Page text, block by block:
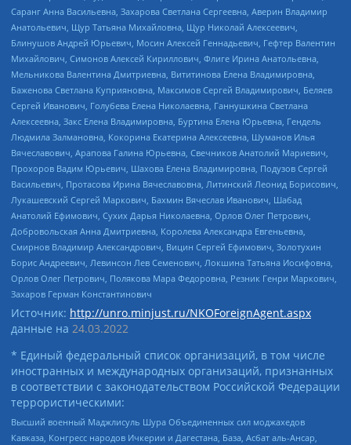
Саранг Анна Васильевна, Захарова Светлана Сергеевна, Аверин Владимир
Анатольевич, Щур Татьяна Михайловна, Щур Николай Алексеевич,
Блинушов Андрей Юрьевич, Мосин Алексей Геннадьевич, Гефтер Валентин
Михайлович, Симонов Алексей Кириллович, Флиге Ирина Анатольевна,
Мельникова Валентина Дмитриевна, Вититинова Елена Владимировна,
Баженова Светлана Куприяновна, Максимов Сергей Владимирович, Беляев
Сергей Иванович, Голубева Елена Николаевна, Ганнушкина Светлана
Алексеевна, Закс Елена Владимировна, Буртина Елена Юрьевна, Гендель
Людмила Залмановна, Кокорина Екатерина Алексеевна, Шуманов Илья
Вячеславович, Арапова Галина Юрьевна, Свечников Анатолий Мариевич,
Прохоров Вадим Юрьевич, Шахова Елена Владимировна, Подузов Сергей
Васильевич, Протасова Ирина Вячеславовна, Литинский Леонид Борисович,
Лукашевский Сергей Маркович, Бахмин Вячеслав Иванович, Шабад
Анатолий Ефимович, Сухих Дарья Николаевна, Орлов Олег Петрович,
Добровольская Анна Дмитриевна, Королева Александра Евгеньевна,
Смирнов Владимир Александрович, Вицин Сергей Ефимович, Золотухин
Борис Андреевич, Левинсон Лев Семенович, Локшина Татьяна Иосифовна,
Орлов Олег Петрович, Полякова Мара Федоровна, Резник Генри Маркович,
Захаров Герман Константинович
Источник: http://unro.minjust.ru/NKOForeignAgent.aspx
данные на 24.03.2022
* Единый федеральный список организаций, в том числе
иностранных и международных организаций, признанных
в соответствии с законодательством Российской Федерации
террористическими:
Высший военный Маджлисуль Шура Объединенных сил моджахедов
Кавказа, Конгресс народов Ичкерии и Дагестана, База, Асбат аль-Ансар,